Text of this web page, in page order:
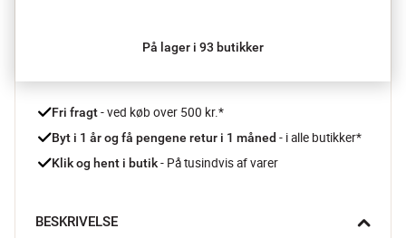
På lager i 93 butikker
Fri fragt - ved køb over 500 kr.*
Byt i 1 år og få pengene retur i 1 måned - i alle butikker*
Klik og hent i butik - På tusindvis af varer
BESKRIVELSE